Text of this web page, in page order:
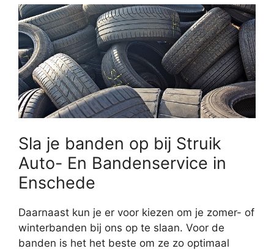
Sla je banden op bij Struik
Auto- En Bandenservice in
Enschede
Daarnaast kun je er voor kiezen om je zomer- of
winterbanden bij ons op te slaan. Voor de
banden is het het beste om ze zo optimaal